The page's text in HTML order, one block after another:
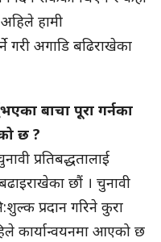
हामी
अगाडि बढिराखेका
बाचा पूरा गर्नका
छ ?
प्रतिबद्धतालाई
छौं । चुनावी
प्रदान गरिने कुरा
कार्यान्वयनमा आएको छ